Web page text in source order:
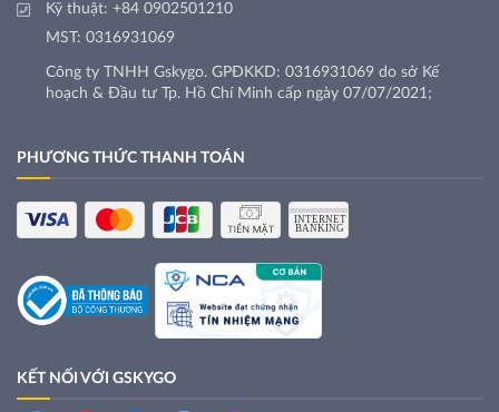
Kỹ thuật: +84 0902501210
MST: 0316931069
Công ty TNHH Gskygo. GPĐKKD: 0316931069 do sở Kế
hoạch & Đầu tư Tp. Hồ Chí Minh cấp ngày 07/07/2021;
PHƯƠNG THỨC THANH TOÁN
KẾT NỐI VỚI GSKYGO